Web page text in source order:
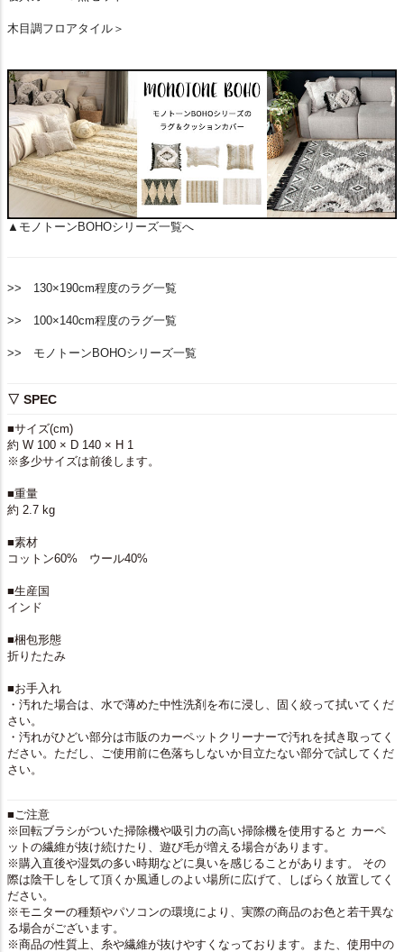
木目調フロアタイル＞
▲モノトーンBOHOシリーズ一覧へ
>> 130×190cm程度のラグ一覧
>> 100×140cm程度のラグ一覧
>> モノトーンBOHOシリーズ一覧
▽ SPEC
■サイズ(cm)
約 W 100 × D 140 × H 1
※多少サイズは前後します。
■重量
約 2.7 kg
■素材
コットン60% ウール40%
■生産国
インド
■梱包形態
折りたたみ
■お手入れ
・汚れた場合は、水で薄めた中性洗剤を布に浸し、固く絞って拭いてくだ
さい。
・汚れがひどい部分は市販のカーペットクリーナーで汚れを拭き取ってく
ださい。ただし、ご使用前に色落ちしないか目立たない部分で試してくだ
さい。
■ご注意
※回転ブラシがついた掃除機や吸引力の高い掃除機を使用すると カーペ
ットの繊維が抜け続けたり、遊び毛が増える場合があります。
※購入直後や湿気の多い時期などに臭いを感じることがあります。 その
際は陰干しをして頂くか風通しのよい場所に広げて、しばらく放置してく
ださい。
※モニターの種類やパソコンの環境により、実際の商品のお色と若干異な
る場合がございます。
※商品の性質上、糸や繊維が抜けやすくなっております。また、使用中の